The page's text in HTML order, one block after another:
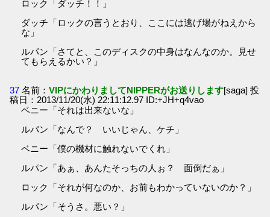
ロック「ダッチ！！」
ダッチ「ロックの言うとおり、ここには逃げ場がねえから
な」
ルパン「さてと、このディスクの中身はなんなのか。見せ
てもらえるかい？」
37 名前：VIPにかわりましてNIPPERがお送りします[saga] 投
稿日：2013/11/20(水) 22:11:12.97 ID:+JH+q4vao
ベニー「それは出来ないな」
ルパン「なんで？ いいじゃん、ケチ」
ベニー「僕の機材に触れないでくれ」
ルパン「あぁ、あんたそっちの人ぉ？ 面倒だぁ」
ロック「それが何なのか、お前もわかっていないのか？」
ルパン「そうさ。悪い？」